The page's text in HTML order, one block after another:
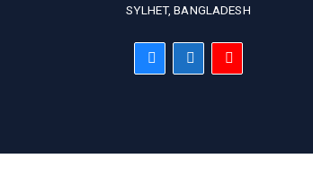
SYLHET, BANGLADESH